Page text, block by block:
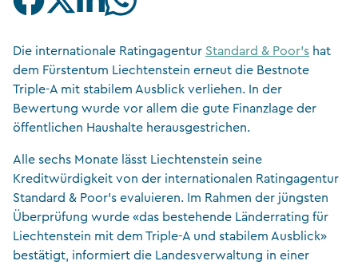
Die internationale Ratingagentur Standard & Poor’s hat
dem Fürstentum Liechtenstein erneut die Bestnote
Triple-A mit stabilem Ausblick verliehen. In der
Bewertung wurde vor allem die gute Finanzlage der
öffentlichen Haushalte herausgestrichen.
Alle sechs Monate lässt Liechtenstein seine
Kreditwürdigkeit von der internationalen Ratingagentur
Standard & Poor’s evaluieren. Im Rahmen der jüngsten
Überprüfung wurde «das bestehende Länderrating für
Liechtenstein mit dem Triple-A und stabilem Ausblick»
bestätigt, informiert die Landesverwaltung in einer